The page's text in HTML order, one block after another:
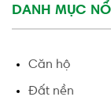
DANH MỤC
Căn hộ
Đất nền